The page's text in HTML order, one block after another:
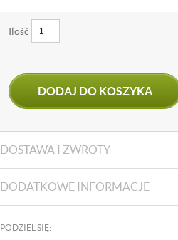
Ilość
DODAJ DO KOSZYKA
DOSTAWA I ZWROTY
DODATKOWE INFORMACJE
PODZIEL SIĘ: